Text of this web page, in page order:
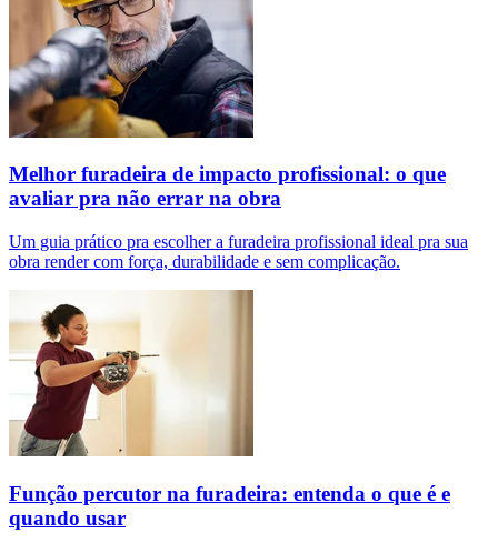
Melhor furadeira de impacto profissional: o que
avaliar pra não errar na obra
Um guia prático pra escolher a furadeira profissional ideal pra sua
obra render com força, durabilidade e sem complicação.
Função percutor na furadeira: entenda o que é e
quando usar